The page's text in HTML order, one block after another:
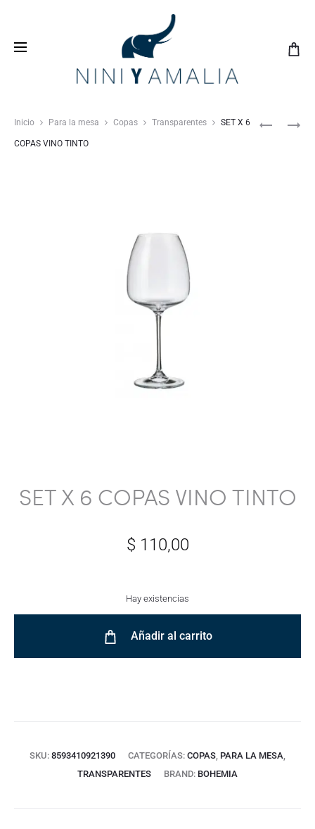
con nosotros y vive una
experiencia inolvidable
Inicio Para la mesa Copas Transparentes SET X 6
COPAS VINO TINTO
SET X 6 COPAS VINO TINTO
$ 110,00
Hay existencias
Añadir al carrito
SKU: 8593410921390 CATEGORÍAS: COPAS, PARA LA MESA,
TRANSPARENTES
BRAND: BOHEMIA